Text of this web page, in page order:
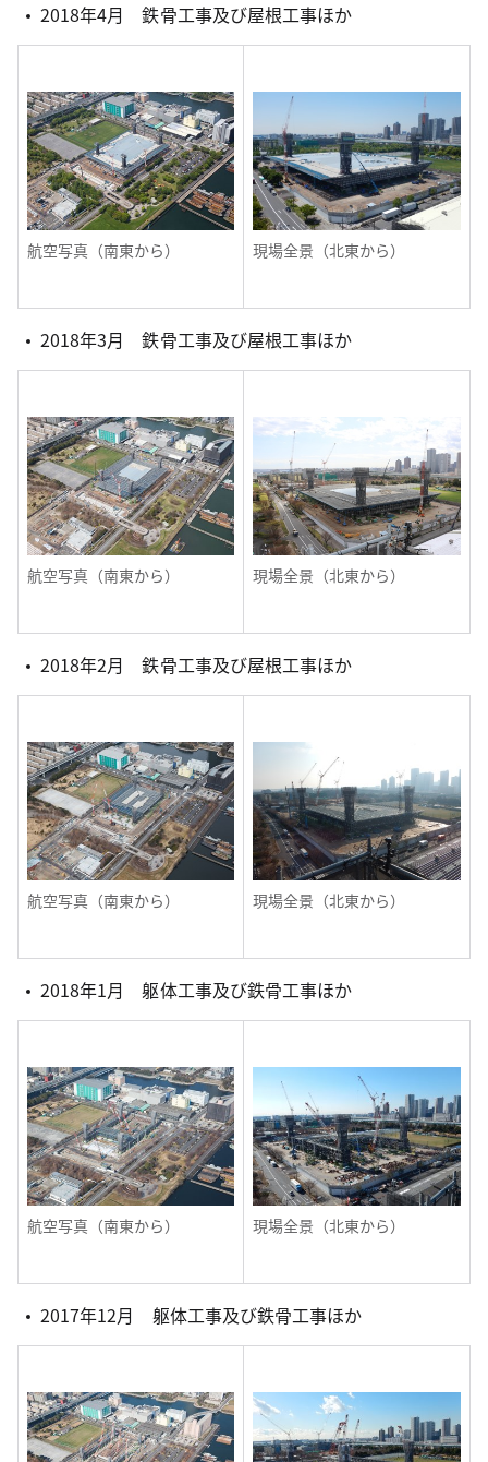
2018年4月 鉄骨工事及び屋根工事ほか
航空写真（南東から） 現場全景（北東から）
2018年3月 鉄骨工事及び屋根工事ほか
航空写真（南東から） 現場全景（北東から）
2018年2月 鉄骨工事及び屋根工事ほか
航空写真（南東から） 現場全景（北東から）
2018年1月 躯体工事及び鉄骨工事ほか
航空写真（南東から） 現場全景（北東から）
2017年12月 躯体工事及び鉄骨工事ほか